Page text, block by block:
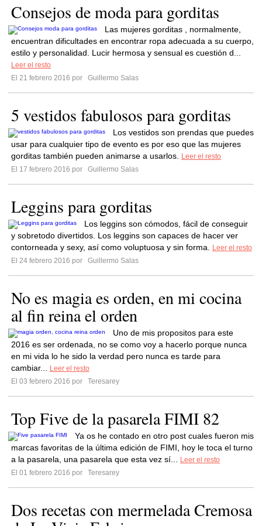
Consejos de moda para gorditas
Las mujeres gorditas , normalmente,
encuentran dificultades en encontrar ropa adecuada a su cuerpo,
estilo y personalidad. Lucir hermosa y sensual es cuestión d...
Leer el resto
El 21 febrero 2016 por
Guillermo Salas
5 vestidos fabulosos para gorditas
Los vestidos son prendas que puedes
usar para cualquier tipo de evento es por eso que las mujeres
gorditas también pueden animarse a usarlos.
Leer el resto
El 17 febrero 2016 por
Guillermo Salas
Leggins para gorditas
Los leggins son cómodos, fácil de conseguir
y sobretodo divertidos. Los leggins son capaces de hacer ver
contorneada y sexy, así como voluptuosa y sin forma.
Leer el resto
El 24 febrero 2016 por
Guillermo Salas
No es magia es orden, en mi cocina
al fin reina el orden
Uno de mis propositos para este
2016 es ser ordenada, no se como voy a hacerlo porque nunca
en mi vida lo he sido la verdad pero nunca es tarde para
cambiar...
Leer el resto
El 03 febrero 2016 por
Teresarey
Top Five de la pasarela FIMI 82
Ya os he contado en otro post cuales fueron mis
marcas favoritas de la última edición de FIMI, hoy le toca el turno
a la pasarela, una pasarela que esta vez sí...
Leer el resto
El 01 febrero 2016 por
Teresarey
Dos recetas con mermelada Cremosa